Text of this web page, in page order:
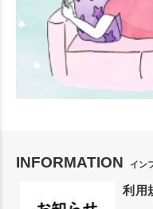
INFORMATION イン
利用